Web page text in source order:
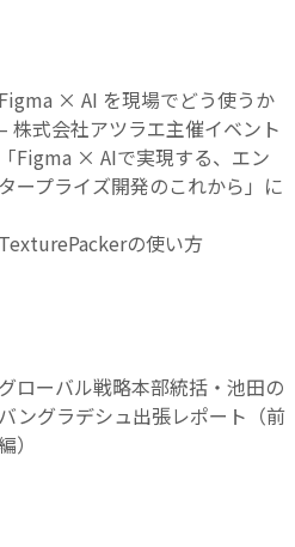
Figma × AI を現場でどう使うか
– 株式会社アツラエ主催イベント
「Figma × AIで実現する、エン
タープライズ開発のこれから」に
TexturePackerの使い方
グローバル戦略本部統括・池田の
バングラデシュ出張レポート（前
）